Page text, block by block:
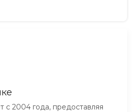
2004 года, предоставляя